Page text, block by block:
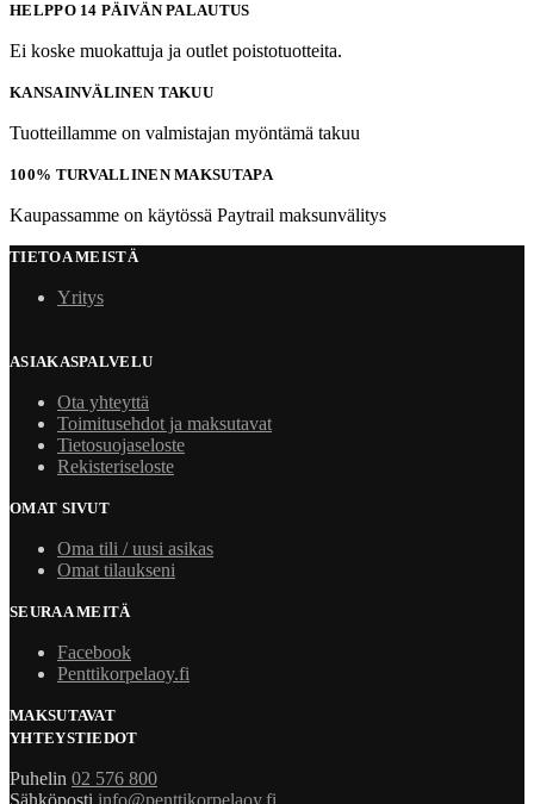
HELPPO 14 PÄIVÄN PALAUTUS
Ei koske muokattuja ja outlet poistotuotteita.
KANSAINVÄLINEN TAKUU
Tuotteillamme on valmistajan myöntämä takuu
100% TURVALLINEN MAKSUTAPA
Kaupassamme on käytössä Paytrail maksunvälitys
TIETOA MEISTÄ
Yritys
ASIAKASPALVELU
Ota yhteyttä
Toimitusehdot ja maksutavat
Tietosuojaseloste
Rekisteriseloste
OMAT SIVUT
Oma tili / uusi asikas
Omat tilaukseni
SEURAA MEITÄ
Facebook
Penttikorpelaoy.fi
MAKSUTAVAT
YHTEYSTIEDOT
Puhelin 02 576 800